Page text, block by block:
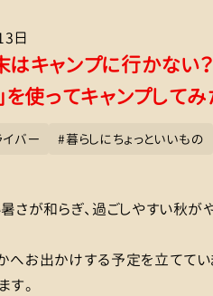
日
はキャンプに行かな
を使ってキャンプして
バー #暮らしにちょっといいもの
さが和らぎ、過ごしやすい秋が
へお出かけする予定を立てて
す。